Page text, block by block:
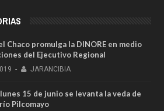
Chaco promulga la DINORE en medio
del Ejecutivo Regional
- JARANCIBIA
15 de junio se levanta la veda de
Pilcomayo